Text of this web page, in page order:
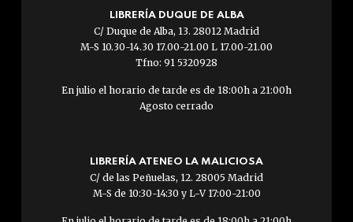
LIBRERÍA DUQUE DE ALBA
C/ Duque de Alba, 13. 28012 Madrid
M-S 10.30-14.30 17.00-21.00 L 17.00-21.00
Tfno: 91 5320928
En julio el horario de tarde es de 18:00h a 21:00h
Agosto cerrado
LIBRERÍA ATENEO LA MALICIOSA
C/ de las Peñuelas, 12. 28005 Madrid
M-S de 10:30-14:30 y L-V 17:00-21:00